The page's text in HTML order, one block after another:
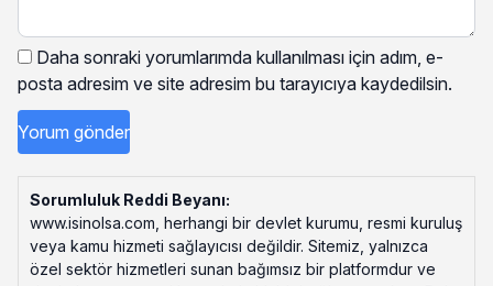
Daha sonraki yorumlarımda kullanılması için adım, e-
posta adresim ve site adresim bu tarayıcıya kaydedilsin.
Sorumluluk Reddi Beyanı:
www.isinolsa.com, herhangi bir devlet kurumu, resmi kuruluş
veya kamu hizmeti sağlayıcısı değildir. Sitemiz, yalnızca
özel sektör hizmetleri sunan bağımsız bir platformdur ve